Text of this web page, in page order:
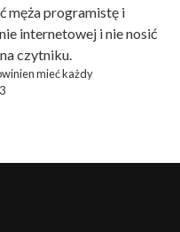
męża programistę i
internetowej i nie nosić
czytniku.
mieć każdy